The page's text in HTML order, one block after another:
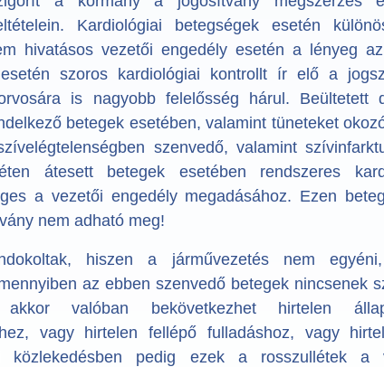
Kardiológiai betegségek esetén
hivatásos vezetői engedély esetén a lényeg
szoros kardiológiai kontrollt ír elő a
is nagyobb felelősség hárul. Beültetett
betegek esetében, valamint tüneteket
szenvedő, valamint
átesett betegek esetében rendszeres
a vezetői engedély megadásához. Ezen
nem adható meg!
hiszen a járművezetés nem
az ebben szenvedő betegek nincsenek
valóban bekövetkezhet hirtelen
vagy hirtelen fellépő fulladáshoz, vagy
közlekedésben pedig ezek a rosszullétek a